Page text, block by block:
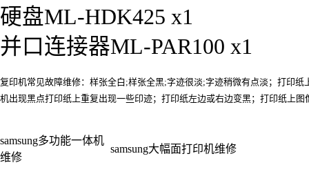
硬盘ML-HDK425 x1
并口连接器ML-PAR100 x1
复印机常见故障维修：样张全白;样张全黑;字迹很淡;字迹稍微有点淡；打印
机出现黑点打印纸上重复出现一些印迹；打印纸左边或右边变黑；打印纸上
samsung多功能一体机
维修
samsung大幅面打印机维修